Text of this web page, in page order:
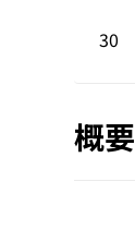
30
概要